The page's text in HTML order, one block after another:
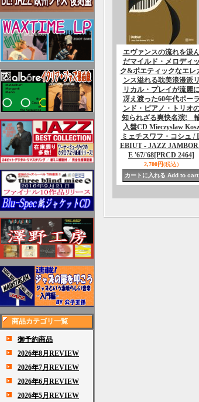
商品カテゴリ一覧
御予約商品
2026年8月REVIEW
2026年7月REVIEW
2026年6月REVIEW
2026年5月REVIEW
エヴァンスの流れを汲
だマイルド・メロディッ
ク&ポエティックなエレ
ンス溢れる耽美浪漫派リ
リカル・プレイが流麗
冴え渡った60年代ポーラ
ンド・ピアノ・トリオ
知られざる爽快名演!
入盤CD Mieczyslaw Kosz
ミェチスワフ・コシュ /
EBIUT - JAZZ
E '67/'68[PRCD 2464]
2,700円(税込)